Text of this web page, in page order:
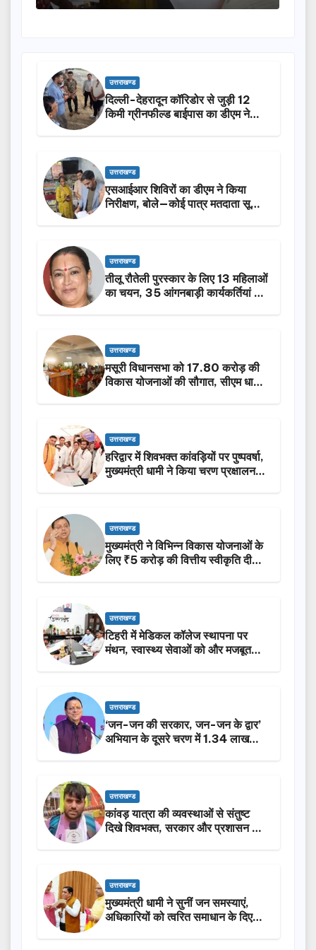
उत्तराखण्ड
दिल्ली-देहरादून कॉरिडोर से जुड़ी 12
किमी ग्रीनफील्ड बाईपास का डीएम ने
उत्तराखण्ड
एसआईआर शिविरों का डीएम ने किया
निरीक्षण, बोले—कोई पात्र मतदाता सूची
उत्तराखण्ड
तीलू रौतेली पुरस्कार के लिए 13 महिलाओं
का चयन, 35 आंगनबाड़ी कार्यकर्तियां भी
उत्तराखण्ड
मसूरी विधानसभा को 17.80 करोड़ की
विकास योजनाओं की सौगात, सीएम धामी
उत्तराखण्ड
हरिद्वार में शिवभक्त कांवड़ियों पर पुष्पवर्षा,
मुख्यमंत्री धामी ने किया चरण प्रक्षालन…
उत्तराखण्ड
मुख्यमंत्री ने विभिन्न विकास योजनाओं के
लिए ₹5 करोड़ की वित्तीय स्वीकृति दी…
उत्तराखण्ड
टिहरी में मेडिकल कॉलेज स्थापना पर
मंथन, स्वास्थ्य सेवाओं को और मजबूत
उत्तराखण्ड
‘जन-जन की सरकार, जन-जन के द्वार’
अभियान के दूसरे चरण में 1.34 लाख
उत्तराखण्ड
कांवड़ यात्रा की व्यवस्थाओं से संतुष्ट
दिखे शिवभक्त, सरकार और प्रशासन की
उत्तराखण्ड
मुख्यमंत्री धामी ने सुनीं जन समस्याएं,
अधिकारियों को त्वरित समाधान के दिए